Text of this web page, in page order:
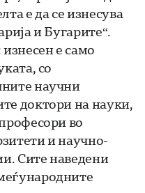
е да се изнесува
и Бугарите“.
е само
со
научни
доктори на науки,
во
и научно-
Сите наведени